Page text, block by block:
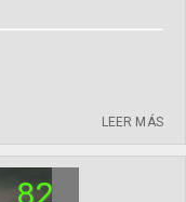
LEER MÁS
82